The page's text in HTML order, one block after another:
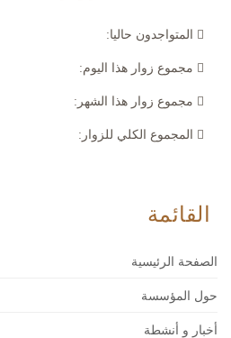
المتواجدون حاليا:
مجموع زوار هذا اليوم:
مجموع زوار هذا الشهر:
المجموع الكلي للزوار:
القائمة
الصفحة الرئيسية
حول المؤسسة
أخبار و أنشطة